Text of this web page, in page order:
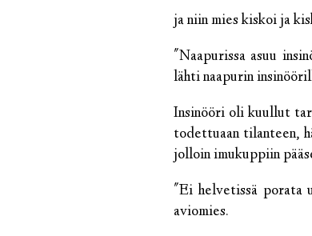
ja niin mies kiskoi ja
"Naapurissa asuu
lähti naapurin
Insinööri oli kuullut
todettuaan tilanteen,
jolloin imukuppiin
"Ei helvetissä porata
aviomies.